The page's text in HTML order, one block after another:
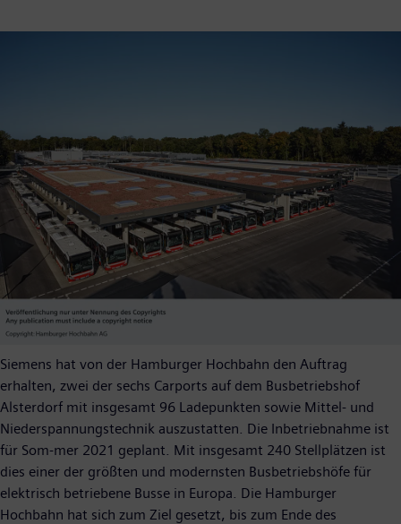
Siemens hat von der Hamburger Hochbahn den Auftrag
erhalten, zwei der sechs Carports auf dem Busbetriebshof
Alsterdorf mit insgesamt 96 Ladepunkten sowie Mittel- und
Niederspannungstechnik auszustatten. Die Inbetriebnahme ist
für Som-mer 2021 geplant. Mit insgesamt 240 Stellplätzen ist
dies einer der größten und modernsten Busbetriebshöfe für
elektrisch betriebene Busse in Europa. Die Hamburger
Hochbahn hat sich zum Ziel gesetzt, bis zum Ende des